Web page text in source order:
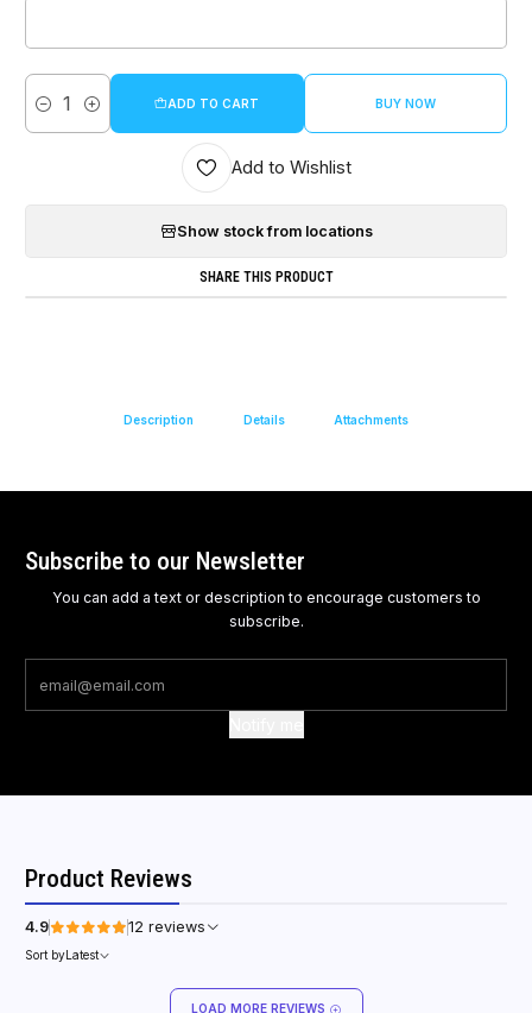
Quantity
ADD TO CART BUY NOW
Add to Wishlist
Show stock from locations
SHARE THIS PRODUCT
Description Details Attachments
Subscribe to our Newsletter
You can add a text or description to encourage customers to
subscribe.
Product Reviews
4.9 12 reviews
Sort by Latest
LOAD MORE REVIEWS